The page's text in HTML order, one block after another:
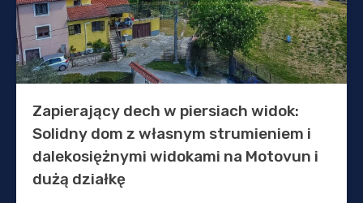
Zapierający dech w piersiach widok:
Solidny dom z własnym strumieniem i
dalekosiężnymi widokami na Motovun i
dużą działkę